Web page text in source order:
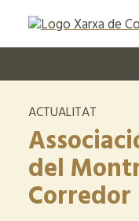
ACTUALITAT
del
Corredor